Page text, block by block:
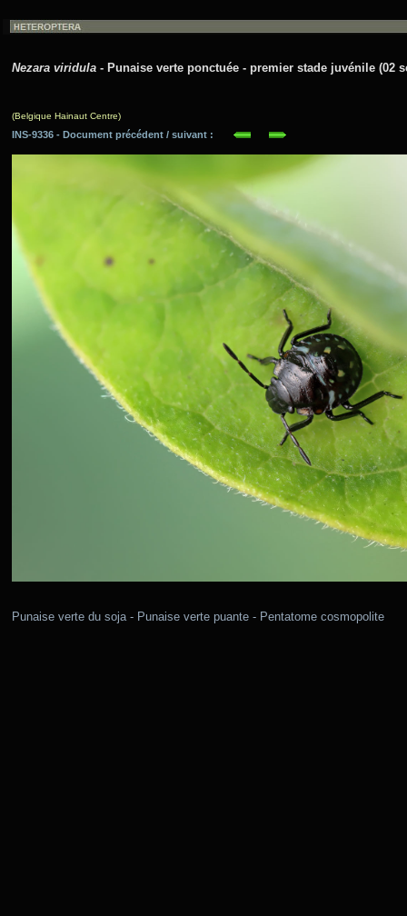
Nezara viridula - Punaise verte ponctuée - premier stade juvénile (02
(Belgique Hainaut Centre)
INS-9336 - Document précédent / suivant :
Punaise verte du soja - Punaise verte puante - Pentatome cosmopolite